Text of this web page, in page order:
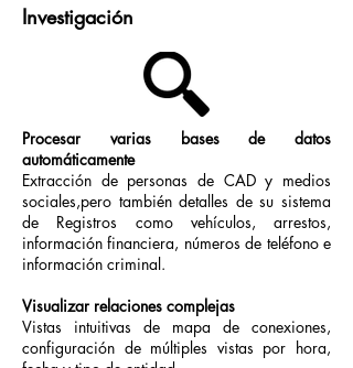
Investigación
Procesar varias bases de datos
automáticamente
Extracción de personas de CAD y medios
sociales,pero también detalles de su sistema
de Registros como vehículos, arrestos,
información financiera, números de teléfono e
información criminal.
Visualizar relaciones complejas
Vistas intuitivas de mapa de conexiones,
configuración de múltiples vistas por hora,